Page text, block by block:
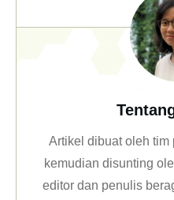
Artikel dibuat oleh
kemudian disunting
editor dan penulis